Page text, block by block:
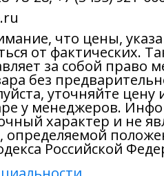
что цены,
от фактических.
за собой право
без
уточняйте цену
у менеджеров.
характер и не
определяемой
Российской